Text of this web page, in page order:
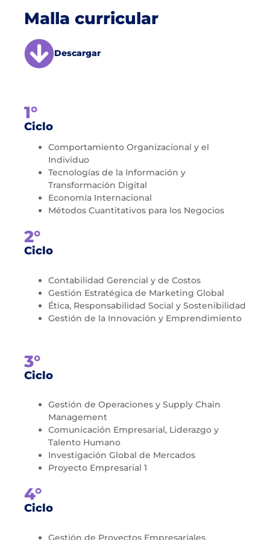
Malla curricular
Descargar
1°
Ciclo
Comportamiento Organizacional y el
Individuo
Tecnologías de la Información y
Transformación Digital
Economía Internacional
Métodos Cuantitativos para los Negocios
2°
Ciclo
Contabilidad Gerencial y de Costos
Gestión Estratégica de Marketing Global
Ética, Responsabilidad Social y Sostenibilidad
Gestión de la Innovación y Emprendimiento
3°
Ciclo
Gestión de Operaciones y Supply Chain
Management
Comunicación Empresarial, Liderazgo y
Talento Humano
Investigación Global de Mercados
Proyecto Empresarial 1
4°
Ciclo
Gestión de Proyectos Empresariales